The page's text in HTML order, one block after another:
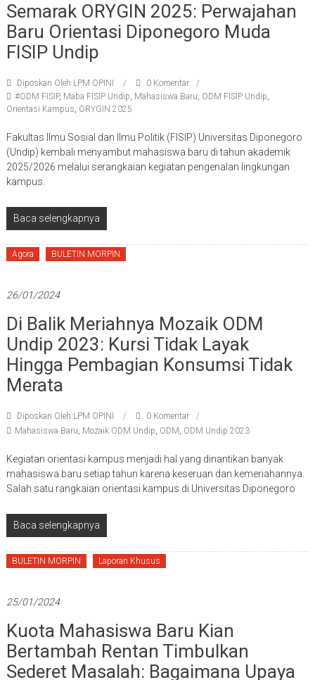
Semarak ORYGIN 2025: Perwajahan
Baru Orientasi Diponegoro Muda
FISIP Undip
Diposkan Oleh:LPM OPINI
0 Komentar
#ODM FISIP, Maba FISIP Undip, Mahasiswa Baru, ODM FISIP Undip,
Orientasi Kampus, ORYGIN 2025
Fakultas Ilmu Sosial dan Ilmu Politik (FISIP) Universitas Diponegoro
(Undip) kembali menyambut mahasiswa baru di tahun akademik
2025/2026 melalui serangkaian kegiatan pengenalan lingkungan
kampus.
Baca selengkapnya
Agora BULETIN MORPIN
26/01/2024
Di Balik Meriahnya Mozaik ODM
Undip 2023: Kursi Tidak Layak
Hingga Pembagian Konsumsi Tidak
Merata
Diposkan Oleh:LPM OPINI
0 Komentar
Mahasiswa Baru, Mozaik ODM Undip, ODM, ODM Undip 2023
Kegiatan orientasi kampus menjadi hal yang dinantikan banyak
mahasiswa baru setiap tahun karena keseruan dan kemeriahannya.
Salah satu rangkaian orientasi kampus di Universitas Diponegoro
Baca selengkapnya
BULETIN MORPIN Laporan Khusus
25/01/2024
Kuota Mahasiswa Baru Kian
Bertambah Rentan Timbulkan
Sederet Masalah: Bagaimana Upaya